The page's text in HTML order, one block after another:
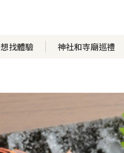
想找體驗 神社和寺廟巡禮